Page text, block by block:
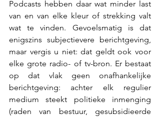
Podcasts hebben daar wat minder last
van en van elke kleur of strekking valt
wat te vinden. Gevoelsmatig is dat
enigszins subjectievere berichtgeving,
maar vergis u niet: dat geldt ook voor
elke grote radio- of tv-bron. Er bestaat
op dat vlak geen onafhankelijke
berichtgeving: achter elk regulier
medium steekt politieke inmenging
(raden van bestuur, gesubsidieerde